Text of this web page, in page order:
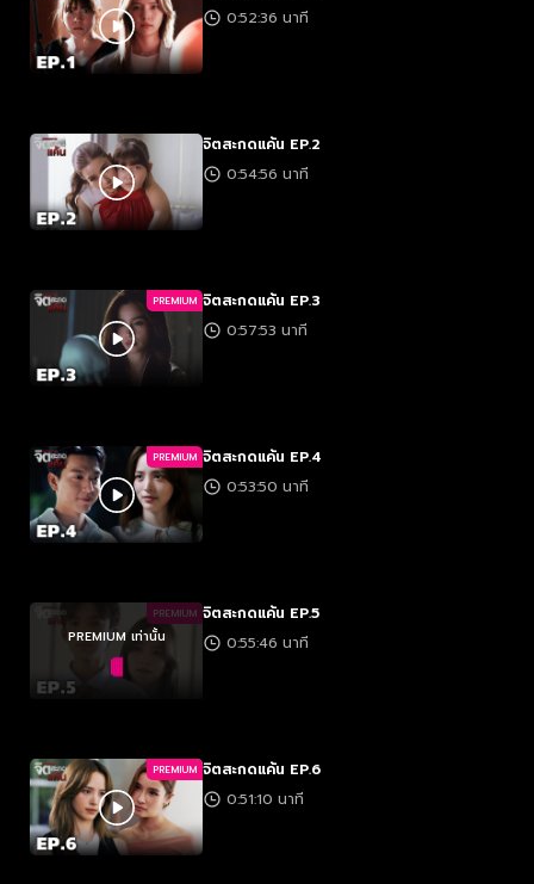
0:52:36 นาที
จิตสะกดแค้น EP.2
0:54:56 นาที
PREMIUM จิตสะกดแค้น EP.3
0:57:53 นาที
PREMIUM จิตสะกดแค้น EP.4
0:53:50 นาที
PREMIUM
PREMIUM เท่านั้น
จิตสะกดแค้น EP.5
0:55:46 นาที
PREMIUM จิตสะกดแค้น EP.6
0:51:10 นาที